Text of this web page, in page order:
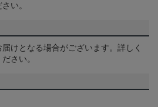
い。
けとなる場合がございます。詳しく
さい。